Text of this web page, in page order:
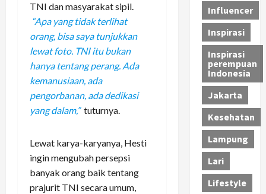
TNI dan masyarakat sipil.
“Apa yang tidak terlihat
orang, bisa saya tunjukkan
lewat foto. TNI itu bukan
hanya tentang perang. Ada
kemanusiaan, ada
pengorbanan, ada dedikasi
yang dalam,” tuturnya.
Lewat karya-karyanya, Hesti
ingin mengubah persepsi
banyak orang baik tentang
prajurit TNI secara umum,
Influencer
Inspirasi
Inspirasi
perempuan
Indonesia
Jakarta
Kesehatan
Lampung
Lari
Lifestyle